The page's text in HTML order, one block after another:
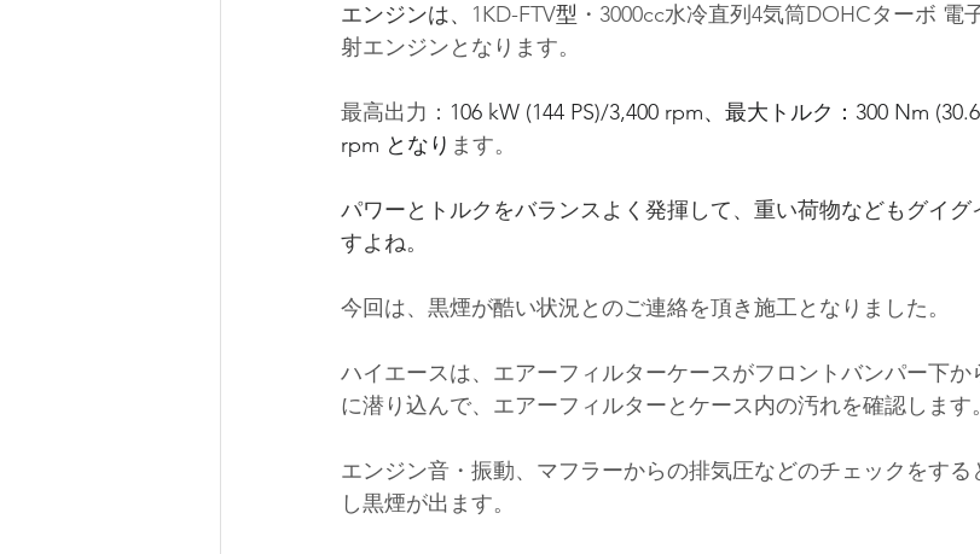
エンジンは、 1KD-FTV型 ・3000cc水冷直列4気筒DOHCターボ 電
射エンジンとなります。
最高出力： 106 kW (144 PS)/3,400 rpm、最大トルク： 300 Nm
rpm となり ます。
パワーとトルクをバランスよく発揮して、重い荷物などもグイ
すよね。
今回は、 黒煙が酷い状況とのご連絡を頂き施工となりました。
ハイエースは、エアーフィルターケースがフロントバンパー下
に潜り込んで、エアーフィルターとケース内の汚れを確認します。
エンジン音・振動、マフラーからの排気圧などのチェックをす
し黒煙が出ます。